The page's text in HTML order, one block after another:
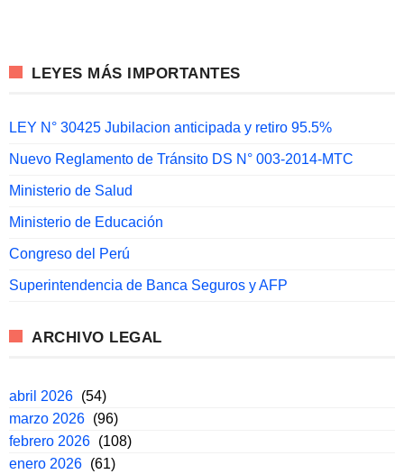
LEYES MÁS IMPORTANTES
LEY N° 30425 Jubilacion anticipada y retiro 95.5%
Nuevo Reglamento de Tránsito DS N° 003-2014-MTC
Ministerio de Salud
Ministerio de Educación
Congreso del Perú
Superintendencia de Banca Seguros y AFP
ARCHIVO LEGAL
abril 2026 (54)
marzo 2026 (96)
febrero 2026 (108)
enero 2026 (61)